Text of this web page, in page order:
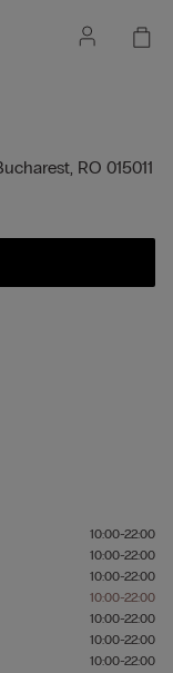
RO 015011
10:00-22:00
10:00-22:00
10:00-22:00
10:00-22:00
10:00-22:00
10:00-22:00
10:00-22:00